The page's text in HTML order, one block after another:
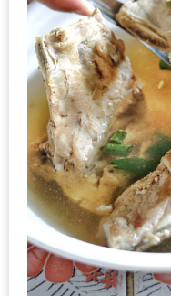
รวม
โปร
โม
ชั่
นวัน
แม่
แห่ง
ชาติ
2557
ร้าน